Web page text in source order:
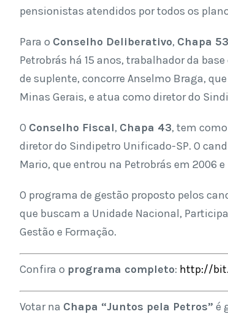
pensionistas atendidos por todos os
Para o Conselho Deliberativo, Chapa 53
Petrobrás há 15 anos, trabalhador da
de suplente, concorre Anselmo Braga,
Minas Gerais, e atua como diretor do
O Conselho Fiscal, Chapa 43, tem
diretor do Sindipetro Unificado-SP. O
Mario, que entrou na Petrobrás em 2006
O programa de gestão proposto pelos
que buscam a Unidade Nacional,
Gestão e Formação.
Confira o programa completo: http://
Votar na Chapa “Juntos pela Petros” é